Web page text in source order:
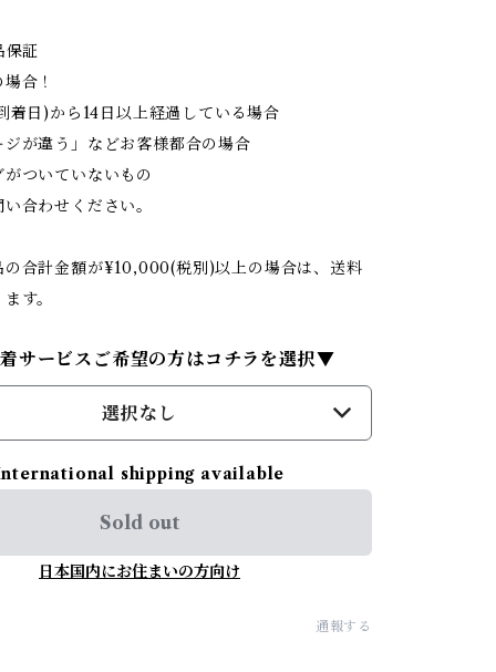
証
合！
日)から14日以上経過している場合
が違う」などお客様都合の場合
ついていないもの
合わせください。
合計金額が¥10,000(税別)以上の場合は、送料
す。
サービスご希望の方はコチラを選択▼
選択なし
shipping available
Sold out
日本国内にお住まいの方向け
通報する